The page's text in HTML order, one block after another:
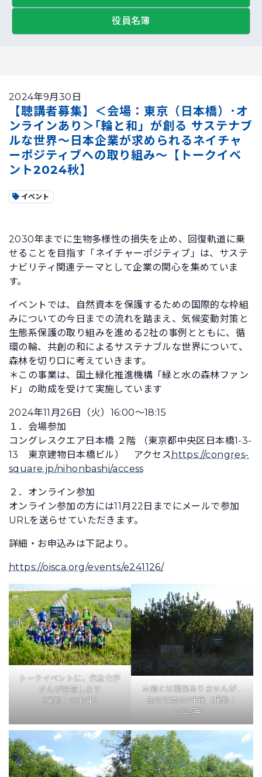
役員名簿
2024年9月30日
【聴講者募集】＜会場：東京（日本橋）･オ
ンラインあり＞｢輪と和」が創る サステナブ
ルな世界～日本企業が求められるネイチャ
ーポジティブへの取り組み～【トークイベ
ント2024秋】
イベント
2030年までに生物多様性の損失を止め、回復軌道に乗
せることを目指す「ネイチャーポジティブ」は、サステ
ナビリティ関連テーマとして企業の関心を集めていま
す。
イベントでは、自然資本を保護するための国際的な枠組
みについての今日までの流れを踏まえ、気候変動対策と
生態系保護の取り組みを進める2社の事例とともに、循
環の輪、共創の和によるサステナブルな世界について、
森林を切り口に考えていきます。
＊この事業は、国土緑化推進機構「緑と水の森林ファン
ド」の助成を受けて実施しています
2024年11月26日（火）16:00～18:15
１．会場参加
コングレスクエア日本橋 ２階 （東京都中央区日本橋1-3-
13 東京建物日本橋ビル） アクセス https://congres-
square.jp/nihonbashi/access
２．オンライン参加
オンライン参加の方には11月22日までにメールで参加
URLを送らせていただきます。
詳細・お申込みは下記より。
https://oisca.org/events/e241126/
トークイベントに、住友化学
さんが登壇します
（撮影：2017年）
本題とは関係ありませんが…
左の写真の7年後（撮影：
2023年）